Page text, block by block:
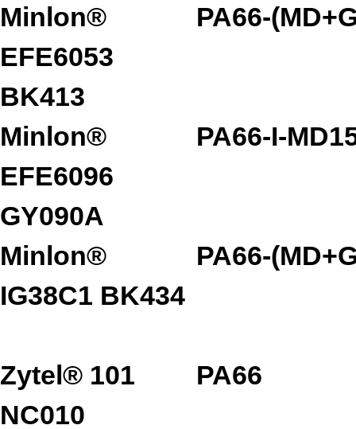
Minlon®
EFE6053
BK413
PA66-
Minlon®
EFE6096
GY090A
PA66-I-
Minlon®
IG38C1 BK434
PA66-
Zytel® 101
NC010
PA66